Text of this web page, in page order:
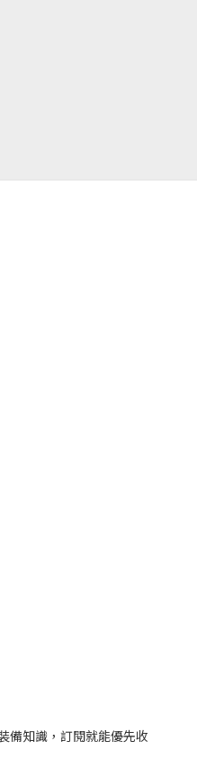
備知識，訂閱就能優先收